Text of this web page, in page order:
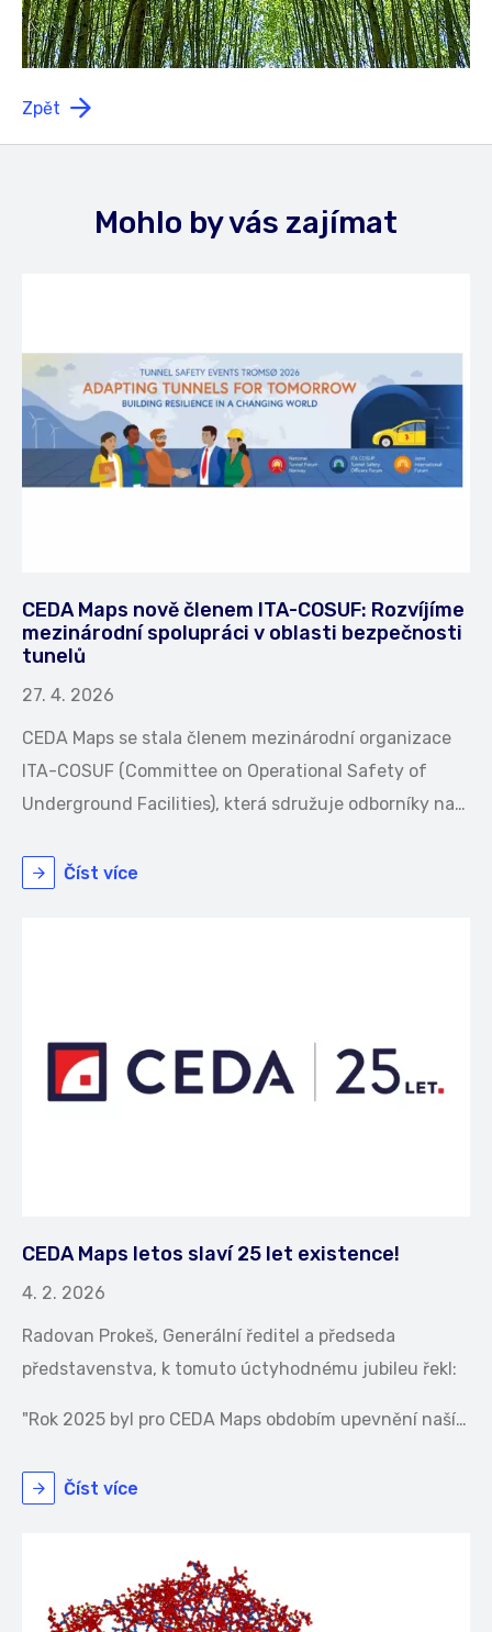
Zpět
Mohlo by vás zajímat
CEDA Maps nově členem ITA-COSUF: Rozvíjíme
mezinárodní spolupráci v oblasti bezpečnosti
tunelů
27. 4. 2026
CEDA Maps se stala členem mezinárodní organizace
ITA-COSUF (Committee on Operational Safety of
Underground Facilities), která sdružuje odborníky na…
Číst více
CEDA Maps letos slaví 25 let existence!
4. 2. 2026
Radovan Prokeš, Generální ředitel a předseda
představenstva, k tomuto úctyhodnému jubileu řekl:
"Rok 2025 byl pro CEDA Maps obdobím upevnění naší…
Číst více